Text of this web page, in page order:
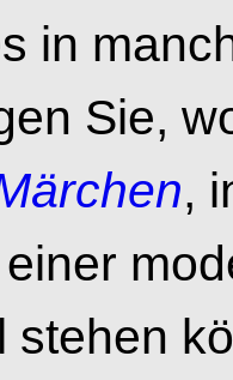
in
Sie,
,
stehen